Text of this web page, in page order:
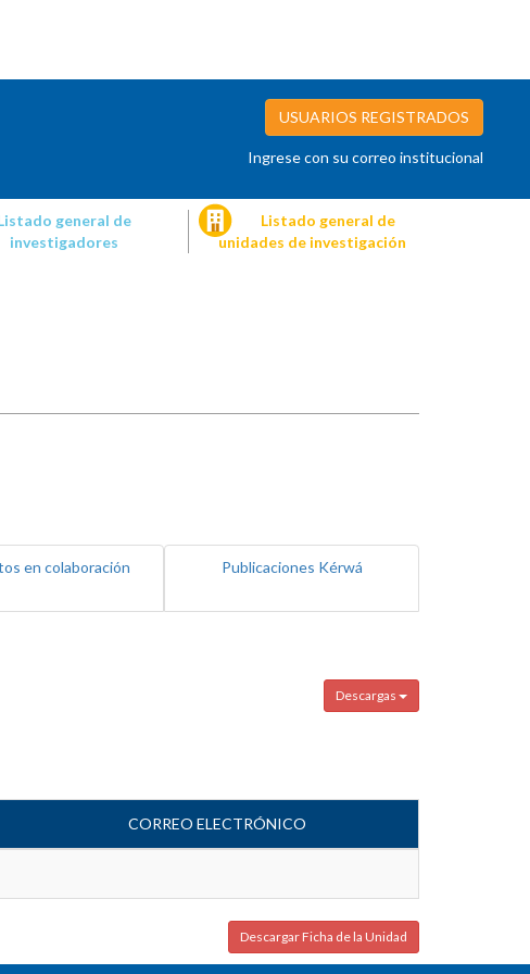
USUARIOS REGISTRADOS
Ingrese con su correo institucional
general de
investigadores
Listado general de
unidades de investigación
en colaboración Publicaciones Kérwá
Descargas
CORREO ELECTRÓNICO
Descargar Ficha de la Unidad